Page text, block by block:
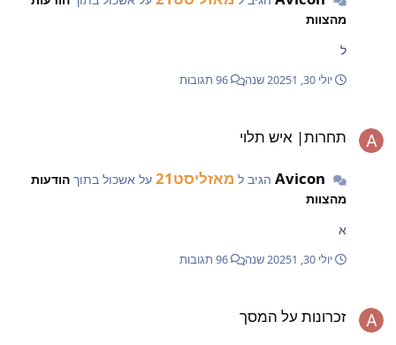
מהצוות
ל
יולי 30, 2025 1 שנה
תחרות| איש תלוי
Aviconהגיב ל מאזליסט21 על אשכול בתוך הודעות
מהצוות
א
יולי 30, 2025 1 שנה
זכרונות על המסך